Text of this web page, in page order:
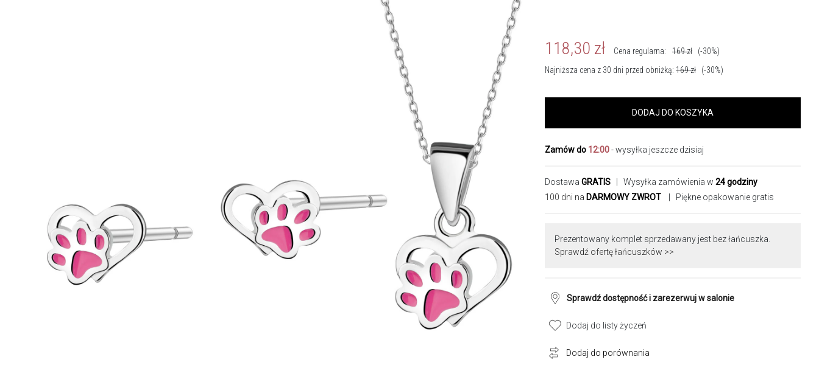
118,30 zł Cena regularna: 169zł
(-30%)
Najniższa cena z 30 dni przed obniżką: 169zł (-30%)
DODAJ DO KOSZYKA
Zamów do 12:00- wysyłka jeszcze dzisiaj
Dostawa GRATIS | Wysyłka zamówienia w 24 godziny
100 dni na DARMOWY ZWROT | Piękne opakowanie gratis
Prezentowany komplet sprzedawany jest bez łańcuszka.
Sprawdź ofertę łańcuszków >>
Sprawdź dostępność i zarezerwuj w salonie
Dodaj do listy życzeń
Dodaj do porównania